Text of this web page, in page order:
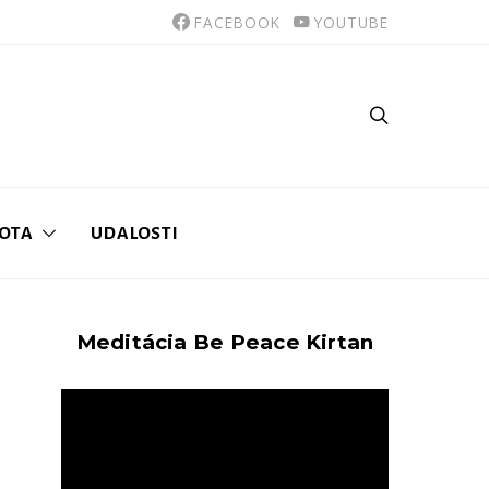
FACEBOOK YOUTUBE
UDALOSTI
Meditácia Be Peace Kirtan